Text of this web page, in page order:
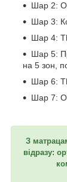
Шар 2:
Шар 3:
Шар 4:
Шар 5:
на 5 зон,
Шар 6:
Шар 7:
З
відразу: